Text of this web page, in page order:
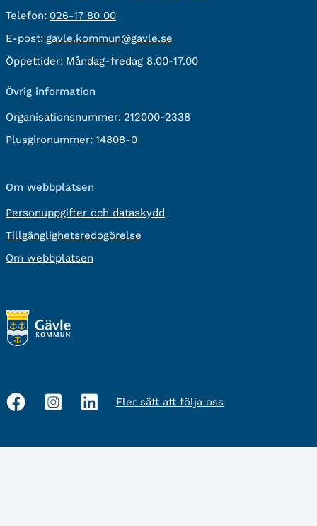
Telefon: Telefon:
026-17 80 00
E-post: E-
post:
gavle.kommun@gavle.se
Öppettider: Måndag-fredag 8.00-17.00
Övrig information
Organisationsnummer: 212000-2338
Plusgironummer: 14808-0
Om webbplatsen
Personuppgifter och dataskydd
Tillgänglighetsredogörelse
Om webbplatsen
Sociala
Fler sätt att följa oss